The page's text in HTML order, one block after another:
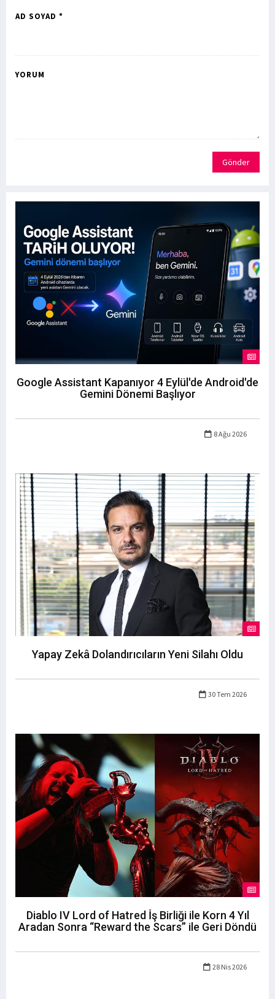
AD SOYAD *
YORUM
Gönder
Google Assistant Kapanıyor 4 Eylül'de Android'de
Gemini Dönemi Başlıyor
8 Ağu 2026
Yapay Zekâ Dolandırıcıların Yeni Silahı Oldu
30 Tem 2026
Diablo IV Lord of Hatred İş Birliği ile Korn 4 Yıl
Aradan Sonra “Reward the Scars” ile Geri Döndü
28 Nis 2026